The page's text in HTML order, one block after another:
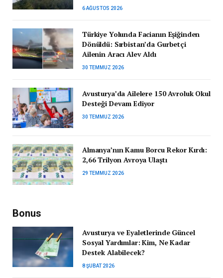
6 AĞUSTOS 2026
Türkiye Yolunda Facianın Eşiğinden
Dönüldü: Sırbistan’da Gurbetçi
Ailenin Aracı Alev Aldı
30 TEMMUZ 2026
Avusturya’da Ailelere 150 Avroluk Okul
Desteği Devam Ediyor
30 TEMMUZ 2026
Almanya’nın Kamu Borcu Rekor Kırdı:
2,66 Trilyon Avroya Ulaştı
29 TEMMUZ 2026
Bonus
Avusturya ve Eyaletlerinde Güncel
Sosyal Yardımlar: Kim, Ne Kadar
Destek Alabilecek?
8 ŞUBAT 2026